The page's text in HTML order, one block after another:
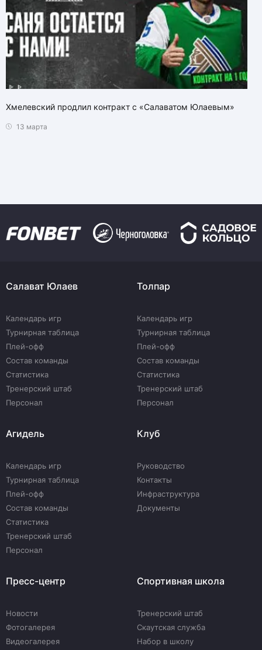
Хмелевский продлил контракт с «Салаватом Юлаевым»
13 марта
Салават Юлаев
Календарь игр
Турнирная таблица
Плей-офф
Состав команды
Статистика
Тренерский штаб
Персонал
Толпар
Календарь игр
Турнирная таблица
Плей-офф
Состав команды
Статистика
Тренерский штаб
Персонал
Агидель
Календарь игр
Турнирная таблица
Плей-офф
Состав команды
Статистика
Тренерский штаб
Персонал
Клуб
Руководство
Контакты
Инфраструктура
Документы
Пресс-центр
Новости
Фотогалерея
Видеогалерея
Спортивная школа
Тренерский штаб
Скаутская служба
Набор в школу